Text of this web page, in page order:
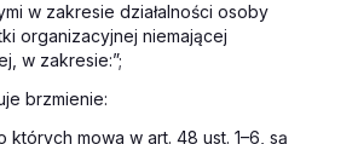
w zakresie działalności osoby
organizacyjnej niemającej
w zakresie:”;
brzmienie:
których mowa w art. 48 ust. 1–6, są